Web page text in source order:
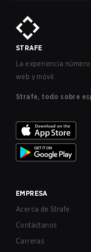
STRAFE
La experiencia
web y móvil.
Strafe, todo sobre
EMPRESA
Acerca de Strafe
Contáctanos
Carreras